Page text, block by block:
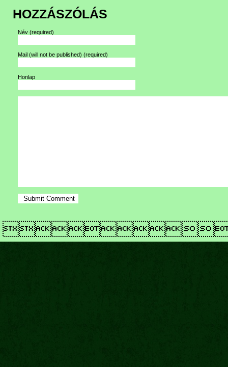
HOZZÁSZÓLÁS
Név (required)
Mail (will not be published) (required)
Honlap